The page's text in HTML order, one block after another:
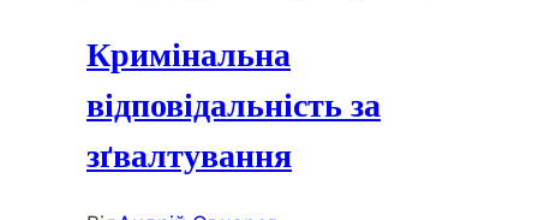
Кримінальна
відповідальність за
зґвалтування